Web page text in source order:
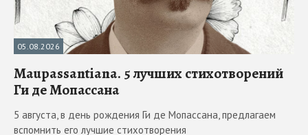
05.08.2026
Maupassantiana. 5 лучших стихотворений
Ги де Мопассана
5 августа, в день рождения Ги де Мопассана, предлагаем
вспомнить его лучшие стихотворения